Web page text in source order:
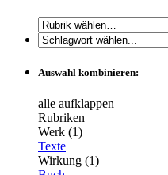
Auswahl kombinieren:
alle aufklappen
Rubriken
Werk (1)
Texte
Wirkung (1)